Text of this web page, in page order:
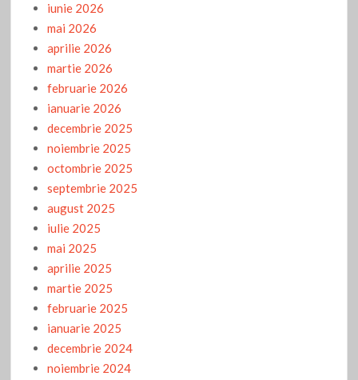
iunie 2026
mai 2026
aprilie 2026
martie 2026
februarie 2026
ianuarie 2026
decembrie 2025
noiembrie 2025
octombrie 2025
septembrie 2025
august 2025
iulie 2025
mai 2025
aprilie 2025
martie 2025
februarie 2025
ianuarie 2025
decembrie 2024
noiembrie 2024